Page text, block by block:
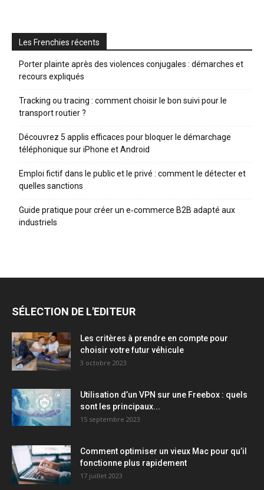
Les Frenchies récents
Porter plainte après des violences conjugales : démarches et
recours expliqués
Tracking ou tracing : comment choisir le bon suivi pour le
transport routier ?
Découvrez 5 applis efficaces pour bloquer le démarchage
téléphonique sur iPhone et Android
Emploi fictif dans le public et le privé : comment le détecter et
quelles sanctions
Guide pratique pour créer un e‑commerce B2B adapté aux
industriels
SÉLECTION DE L'EDITEUR
Les critères à prendre en compte pour
choisir votre futur véhicule
3 octobre 2023
Utilisation d’un VPN sur une Freebox : quels
sont les principaux...
15 septembre 2023
Comment optimiser un vieux Mac pour qu’il
fonctionne plus rapidement
17 juillet 2023